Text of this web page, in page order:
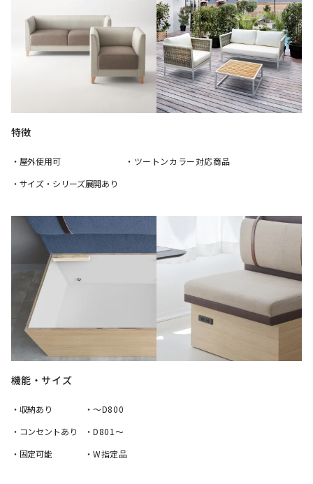
特徴
・屋外使用可
・サイズ・シリーズ展開あり
・ツートンカラー対応商品
機能・サイズ
・収納あり
・コンセントあり
・固定可能
・～D800
・D801～
・W指定品